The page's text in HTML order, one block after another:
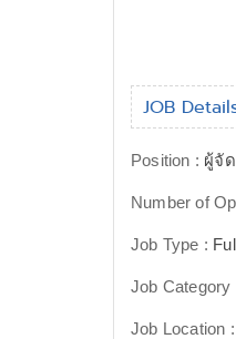
JOB
Position : ผู้จั
Number of
Job Type :
Job Category
Job Location :